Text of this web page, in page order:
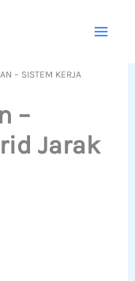
– SISTEM KERJA
–
Jarak